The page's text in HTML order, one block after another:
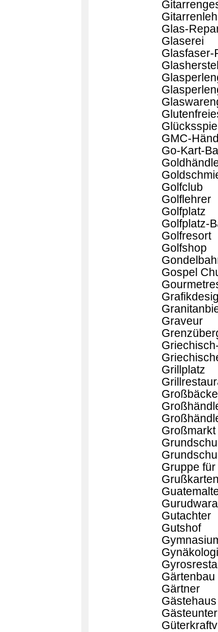
Glas-
Glaserei
Glasfaser-
GMC-
Go-Kart-
Golfclub
Golflehrer
Golfplatz
Golfplatz-
Golfresort
Golfshop
Gospel
Graveur
Grillplatz
Großmarkt
Gruppe
Gurudwara
Gutachter
Gutshof
Gärtenbau
Gärtner
Gästehaus